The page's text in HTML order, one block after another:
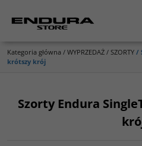
Kategoria główna / WYPRZEDAŻ / SZORTY /
krótszy krój
Szorty Endura